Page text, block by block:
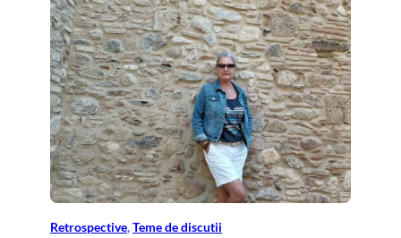
Retrospective, Teme de discutii